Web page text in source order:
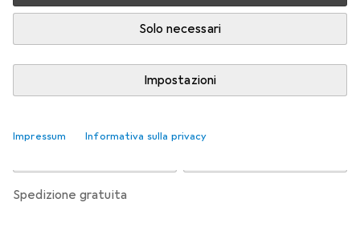
Solo necessari
Impostazioni
Impressum Informativa sulla privacy
Consegna tra lun, 17/8 e mer, 19/8
Più di 10 pezzi in stock presso il fornitore
spedizione gratuita